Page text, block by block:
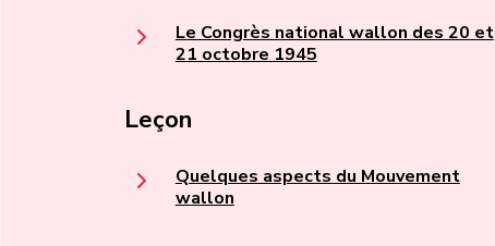
Le Congrès national wallon des 20 et
21 octobre 1945
Leçon
Quelques aspects du Mouvement
wallon